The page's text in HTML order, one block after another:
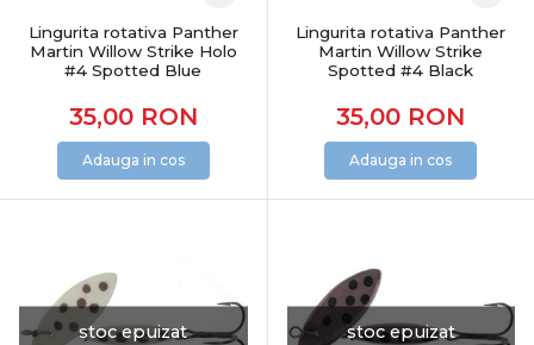
Lingurita rotativa Panther
Martin Willow Strike Holo
#4 Spotted Blue
35,00 RON
Adauga in cos
Lingurita rotativa Panther
Martin Willow Strike
Spotted #4 Black
35,00 RON
Adauga in cos
stoc epuizat stoc epuizat